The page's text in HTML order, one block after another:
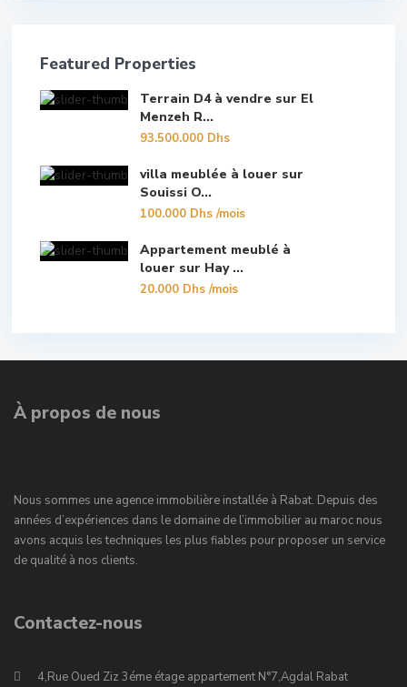
Featured Properties
Terrain D4 à vendre sur El
Menzeh R...
93.500.000 Dhs
villa meublée à louer sur
Souissi O...
100.000 Dhs/mois
Appartement meublé à
louer sur Hay ...
20.000 Dhs/mois
À propos de nous
Nous sommes une agence immobilière installée à Rabat. Depuis des
années d’expériences dans le domaine de l’immobilier au maroc nous
avons acquis les techniques les plus fiables pour proposer un service
de qualité à nos clients.
Contactez-nous
4,Rue Oued Ziz 3éme étage appartement N°7,Agdal Rabat